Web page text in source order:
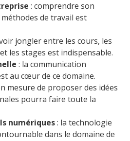
: comprendre son
de travail est
jongler entre les cours, les
les stages est indispensable.
: la communication
au cœur de ce domaine.
mesure de proposer des idées
pourra faire toute la
numériques: la technologie
dans le domaine de